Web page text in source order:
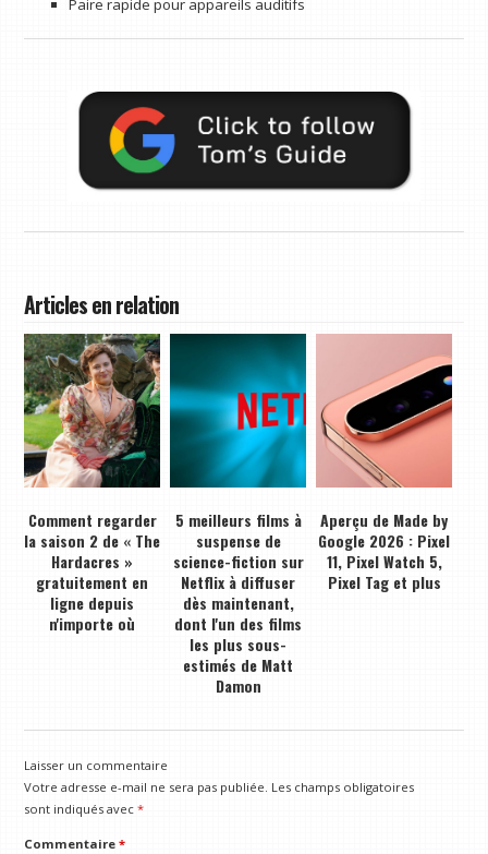
Paire rapide pour appareils auditifs
Articles en relation
Comment regarder
la saison 2 de « The
Hardacres »
gratuitement en
ligne depuis
n'importe où
5 meilleurs films à
suspense de
science-fiction sur
Netflix à diffuser
dès maintenant,
dont l'un des films
les plus sous-
estimés de Matt
Damon
Aperçu de Made by
Google 2026 : Pixel
11, Pixel Watch 5,
Pixel Tag et plus
Laisser un commentaire
Votre adresse e-mail ne sera pas publiée. Les champs obligatoires
sont indiqués avec*
Commentaire*